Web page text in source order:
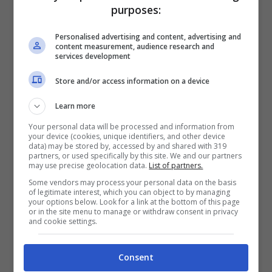
Leggi anche ->
verginità all’asta : solo oggi
arriva la verità
Raffaella Fico: “Pia
l’abbiamo cercata e voluta
anche se…”
purposes:
Personalised advertising and content, advertising and
content measurement, audience research and
services development
Store and/or access information on a device
Learn more
Your personal data will be processed and information from
your device (cookies, unique identifiers, and other device
data) may be stored by, accessed by and shared with 319
partners, or used specifically by this site. We and our partners
may use precise geolocation data. List of partners.
Some vendors may process your personal data on the basis
of legitimate interest, which you can object to by managing
your options below. Look for a link at the bottom of this page
or in the site menu to manage or withdraw consent in privacy
and cookie settings.
Consent